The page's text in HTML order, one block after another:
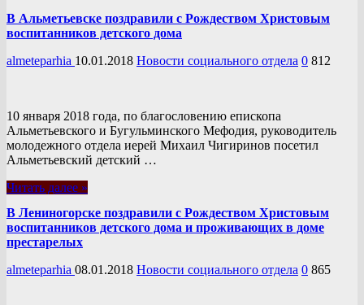
В Альметьевске поздравили с Рождеством Христовым
воспитанников детского дома
almeteparhia 10.01.2018 Новости социального отдела 0 812
10 января 2018 года, по благословению епископа
Альметьевского и Бугульминского Мефодия, руководитель
молодежного отдела иерей Михаил Чигиринов посетил
Альметьевский детский …
Читать далее »
В Лениногорске поздравили с Рождеством Христовым
воспитанников детского дома и проживающих в доме
престарелых
almeteparhia 08.01.2018 Новости социального отдела 0 865